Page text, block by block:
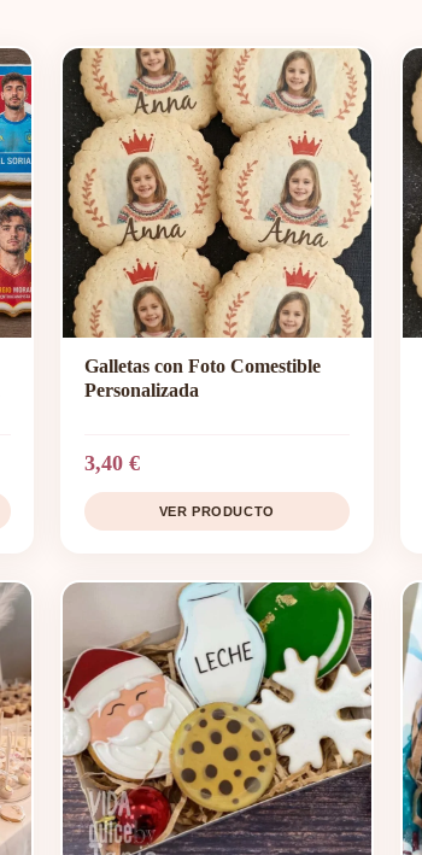
Galletas con Foto Comestible
Personalizada
3,40 €
VER PRODUCTO